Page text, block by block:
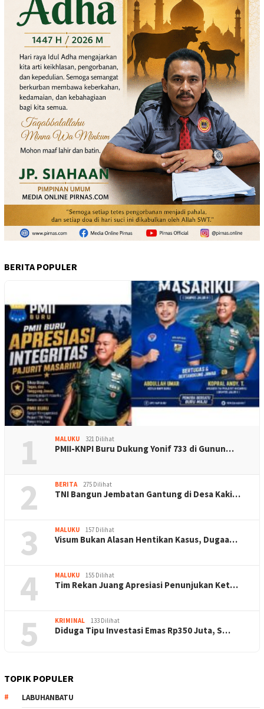
BERITA POPULER
1 MALUKU 321 Dilihat
PMII-KNPI Buru Dukung Yonif 733 di Gunun…
2 BERITA 275 Dilihat
TNI Bangun Jembatan Gantung di Desa Kaki…
3 MALUKU 157 Dilihat
Visum Bukan Alasan Hentikan Kasus, Dugaa…
4 MALUKU 155 Dilihat
Tim Rekan Juang Apresiasi Penunjukan Ket…
5 KRIMINAL 133 Dilihat
Diduga Tipu Investasi Emas Rp350 Juta, S…
TOPIK POPULER
LABUHANBATU